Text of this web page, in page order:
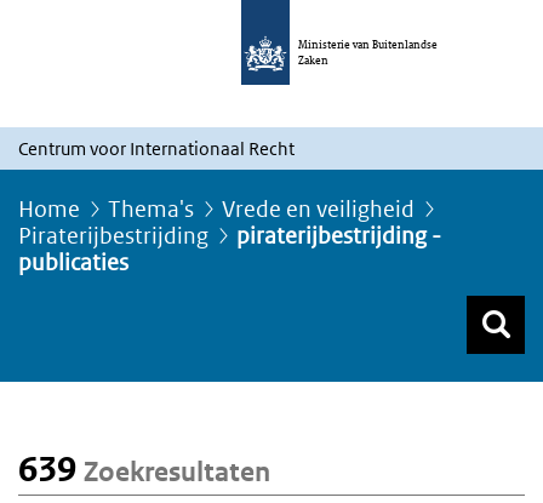
Ministerie van Buitenlandse
Zaken
Centrum voor Internationaal Recht
Home Thema's
Vrede en veiligheid
Piraterijbestrijding
piraterijbestrijding -
publicaties
639 Zoekresultaten